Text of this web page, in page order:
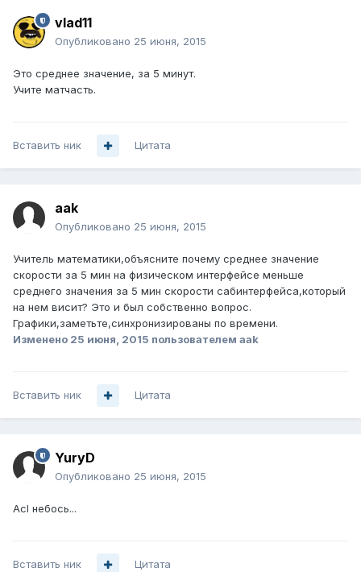
vlad11
Опубликовано 25 июня, 2015
Это среднее значение, за 5 минут.
Учите матчасть.
Вставить ник Цитата
aak
Опубликовано 25 июня, 2015
Учитель математики,объясните почему среднее значение
скорости за 5 мин на физическом интерфейсе меньше
среднего значения за 5 мин скорости сабинтерфейса,который
на нем висит? Это и был собственно вопрос.
Графики,заметьте,синхронизированы по времени.
Изменено 25 июня, 2015 пользователем aak
Вставить ник Цитата
YuryD
Опубликовано 25 июня, 2015
Acl небось...
Вставить ник Цитата